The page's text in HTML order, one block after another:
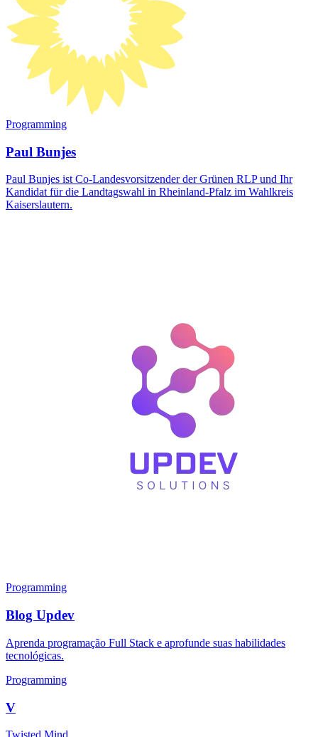
Programming
Paul Bunjes
Paul Bunjes ist Co-Landesvorsitzender der Grünen RLP und Ihr
Kandidat für die Landtagswahl in Rheinland-Pfalz im Wahlkreis
Kaiserslautern.
Programming
Blog Updev
Aprenda programação Full Stack e aprofunde suas habilidades
tecnológicas.
Programming
V